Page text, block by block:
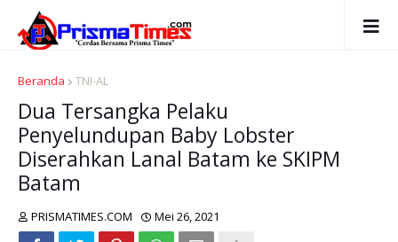
Beranda TNI-AL
Dua Tersangka Pelaku
Penyelundupan Baby Lobster
Diserahkan Lanal Batam ke SKIPM
Batam
PRISMATIMES.COM Mei 26, 2021